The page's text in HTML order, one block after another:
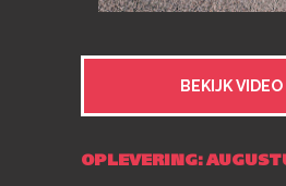
BEKIJK VIDEO
OPLEVERING: